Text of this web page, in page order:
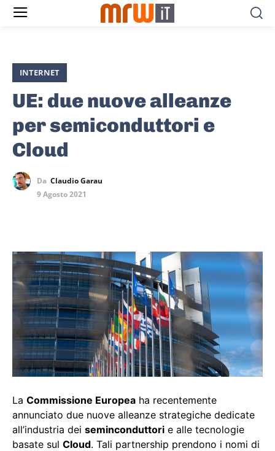
INTERNET
UE: due nuove alleanze
per semiconduttori e
Cloud
Da Claudio Garau
9 Agosto 2021
La Commissione Europea ha recentemente
annunciato due nuove alleanze strategiche dedicate
all’industria dei seminconduttori e alle tecnologie
basate sul Cloud. Tali partnership prendono i nomi di